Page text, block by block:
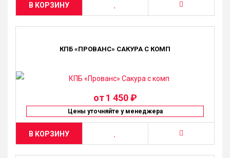
В КОРЗИНУ
КПБ «ПРОВАНС» САКУРА С КОМП
от 1 450 ₽
Цены уточняйте у менеджера
В КОРЗИНУ